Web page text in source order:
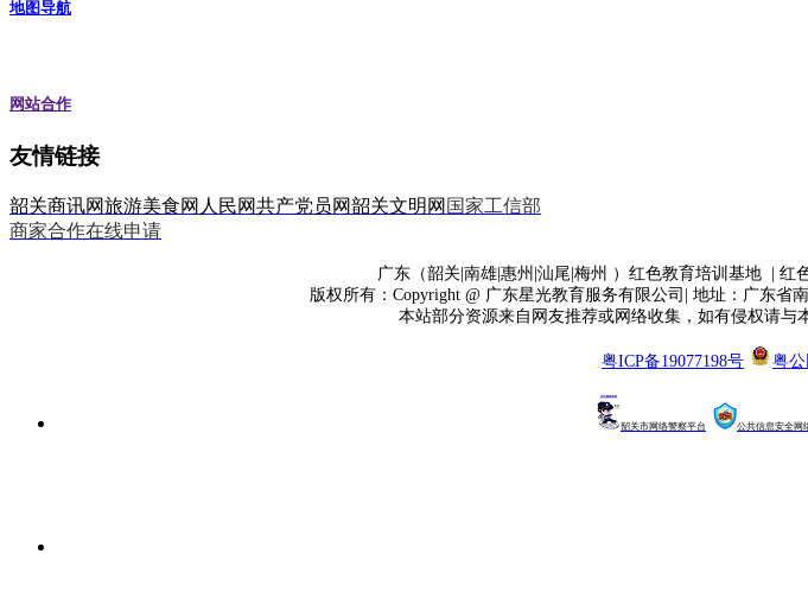
地图导航
网站合作
友情链接
韶关商讯网旅游美食网 人民网共产党员网韶关文明网 国家工信部
商家合作在线申请
广东（韶关|南雄|惠州|汕尾|梅州 ）红色教育培训基地 | 红
版权所有：Copyright @ 广东星光教育服务有限公司| 地址：广东省
本站部分资源来自网友推荐或网络收集，如有侵权请与
粤ICP备19077198号 粤公
韶关市网络警察平台 公共信息安全网